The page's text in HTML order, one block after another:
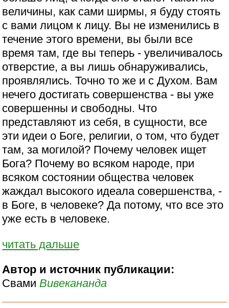
величины, как сами ширмы, я буду стоять
с вами лицом к лицу. Вы не изменились в
течение этого времени, вы были все
время там, где вы теперь - увеличивалось
отверстие, а вы лишь обнаруживались,
проявлялись. Точно то же и с Духом. Вам
нечего достигать совершенства - вы уже
совершенны и свободны. Что
представляют из себя, в сущности, все
эти идеи о Боге, религии, о том, что будет
там, за могилой? Почему человек ищет
Бога? Почему во всяком народе, при
всяком состоянии общества человек
жаждал высокого идеала совершенства, -
в Боге, в человеке? Да потому, что все это
уже есть в человеке.
читать дальше
Автор и источник публикации:
CвамиВивекананда